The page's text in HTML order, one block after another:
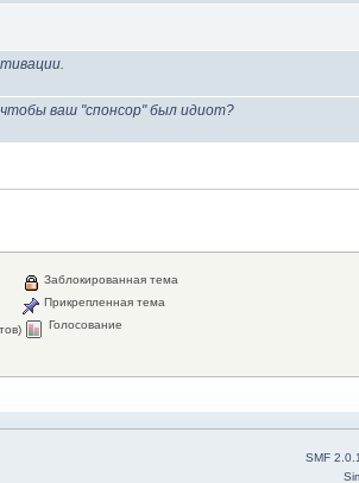
ваш "спонсор" был идиот?
Заблокированная тема
Прикрепленная тема
Голосование
SMF